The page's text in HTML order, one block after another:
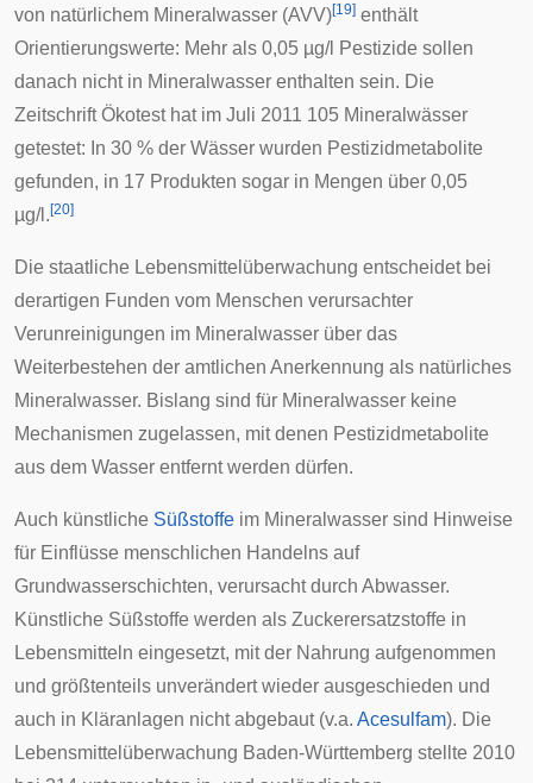
von natürlichem Mineralwasser (AVV)[19] enthält
Orientierungswerte: Mehr als 0,05 µg/l Pestizide sollen
danach nicht in Mineralwasser enthalten sein. Die
Zeitschrift Ökotest hat im Juli 2011 105 Mineralwässer
getestet: In 30 % der Wässer wurden Pestizidmetabolite
gefunden, in 17 Produkten sogar in Mengen über 0,05
µg/l. [20]
Die staatliche Lebensmittelüberwachung entscheidet bei
derartigen Funden vom Menschen verursachter
Verunreinigungen im Mineralwasser über das
Weiterbestehen der amtlichen Anerkennung als natürliches
Mineralwasser. Bislang sind für Mineralwasser keine
Mechanismen zugelassen, mit denen Pestizidmetabolite
aus dem Wasser entfernt werden dürfen.
Auch künstliche Süßstoffe im Mineralwasser sind Hinweise
für Einflüsse menschlichen Handelns auf
Grundwasserschichten, verursacht durch Abwasser.
Künstliche Süßstoffe werden als Zuckerersatzstoffe in
Lebensmitteln eingesetzt, mit der Nahrung aufgenommen
und größtenteils unverändert wieder ausgeschieden und
auch in Kläranlagen nicht abgebaut (v.a. Acesulfam). Die
Lebensmittelüberwachung Baden-Württemberg stellte 2010